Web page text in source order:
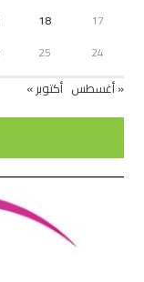
17
18
24
25
« أغسطس أكتوبر »